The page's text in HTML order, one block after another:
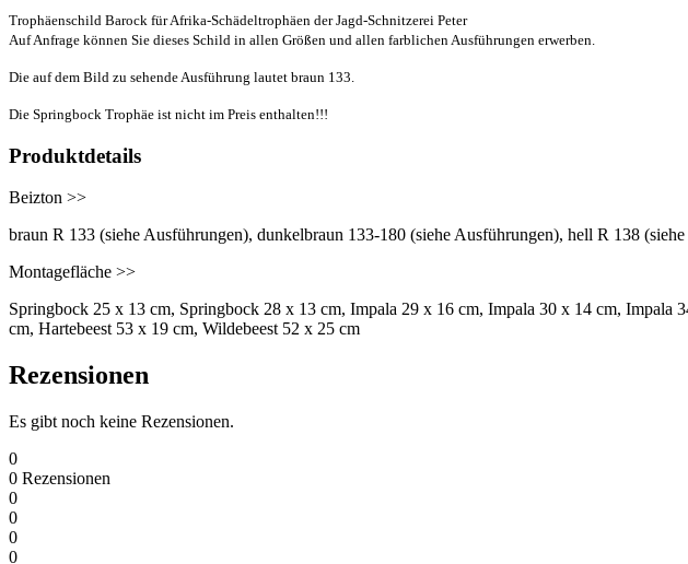
Trophäenschild Barock für Afrika-Schädeltrophäen der Jagd-Schnitzerei Peter
Auf Anfrage können Sie dieses Schild in allen Größen und allen farblichen Ausführungen erwerben.
Die auf dem Bild zu sehende Ausführung lautet braun 133.
Die Springbock Trophäe ist nicht im Preis enthalten!!!
Produktdetails
Beizton >>
braun R 133 (siehe Ausführungen), dunkelbraun 133-180 (siehe Ausführungen), hell R 138
Montagefläche >>
Springbock 25 x 13 cm, Springbock 28 x 13 cm, Impala 29 x 16 cm, Impala 30 x 14 cm,
cm, Hartebeest 53 x 19 cm, Wildebeest 52 x 25 cm
Rezensionen
Es gibt noch keine Rezensionen.
0
0 Rezensionen
0
0
0
0